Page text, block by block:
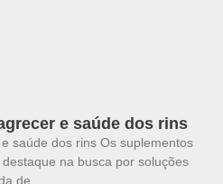
e saúde dos rins
saúde dos rins Os suplementos
na busca por soluções
de